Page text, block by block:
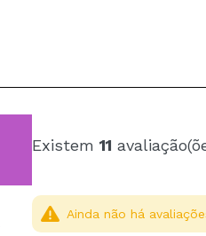
Existem 11
Ainda não há